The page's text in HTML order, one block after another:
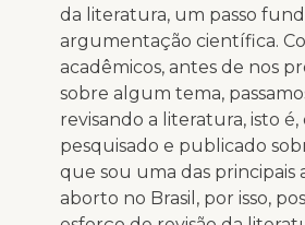
da literatura, um passo
argumentação científica.
acadêmicos, antes de nos
sobre algum tema,
revisando a literatura, isto é,
pesquisado e publicado
que sou uma das principais
aborto no Brasil, por isso,